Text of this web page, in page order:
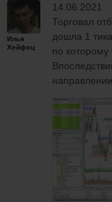
Илья
Хейфец
14.06.2021
Торговал
дошла 1
по которому
направлении.